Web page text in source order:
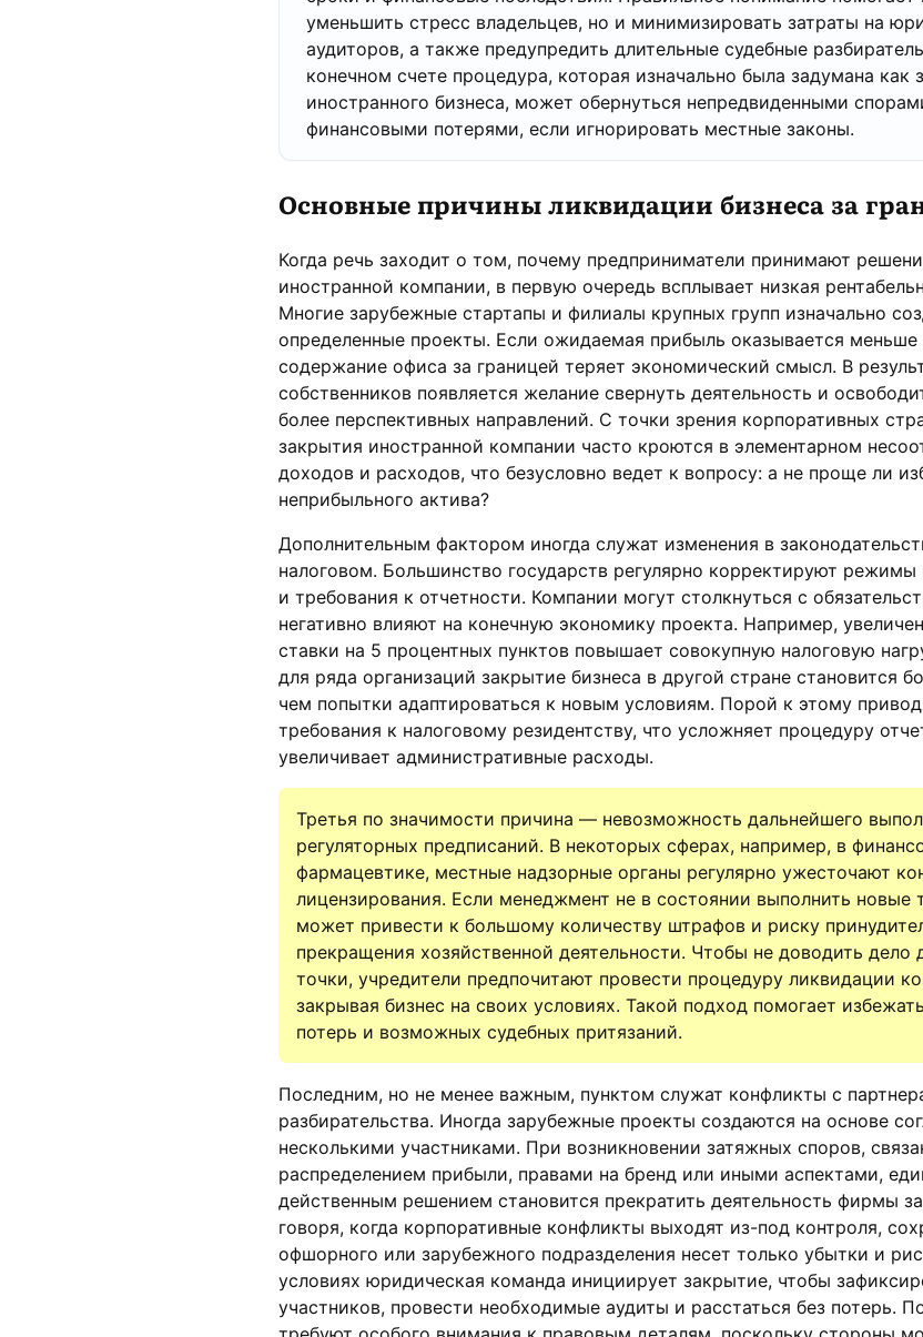
уменьшить стресс владельцев, но и минимизировать затраты на
аудиторов, а также предупредить длительные судебные
конечном счете процедура, которая изначально была задумана как
иностранного бизнеса, может обернуться непредвиденными
финансовыми потерями, если игнорировать местные законы.
Основные причины ликвидации бизнеса за
Когда речь заходит о том, почему предприниматели принимают
иностранной компании, в первую очередь всплывает низкая
Многие зарубежные стартапы и филиалы крупных групп изначально
определенные проекты. Если ожидаемая прибыль оказывается меньше
содержание офиса за границей теряет экономический смысл. В
собственников появляется желание свернуть деятельность и
более перспективных направлений. С точки зрения корпоративных
закрытия иностранной компании часто кроются в элементарном
доходов и расходов, что безусловно ведет к вопросу: а не проще ли
неприбыльного актива?
Дополнительным фактором иногда служат изменения в
налоговом. Большинство государств регулярно корректируют режимы
и требования к отчетности. Компании могут столкнуться с
негативно влияют на конечную экономику проекта. Например,
ставки на 5 процентных пунктов повышает совокупную налоговую
для ряда организаций закрытие бизнеса в другой стране становится
чем попытки адаптироваться к новым условиям. Порой к этому
требования к налоговому резидентству, что усложняет процедуру
увеличивает административные расходы.
Третья по значимости причина — невозможность дальнейшего
регуляторных предписаний. В некоторых сферах, например, в
фармацевтике, местные надзорные органы регулярно ужесточают
лицензирования. Если менеджмент не в состоянии выполнить новые
может привести к большому количеству штрафов и риску
прекращения хозяйственной деятельности. Чтобы не доводить дело
точки, учредители предпочитают провести процедуру ликвидации
закрывая бизнес на своих условиях. Такой подход помогает
потерь и возможных судебных притязаний.
Последним, но не менее важным, пунктом служат конфликты с
разбирательства. Иногда зарубежные проекты создаются на основе
несколькими участниками. При возникновении затяжных споров,
распределением прибыли, правами на бренд или иными аспектами,
действенным решением становится прекратить деятельность фирмы
говоря, когда корпоративные конфликты выходят из-под контроля,
офшорного или зарубежного подразделения несет только убытки и
условиях юридическая команда инициирует закрытие, чтобы
участников, провести необходимые аудиты и расстаться без потерь.